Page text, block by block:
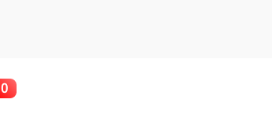
0